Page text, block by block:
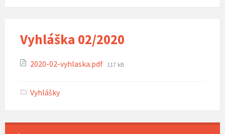
Vyhláška 02/2020
Attachments
2020-02-vyhlaska.pdf File
117 kB
Vyhlášky